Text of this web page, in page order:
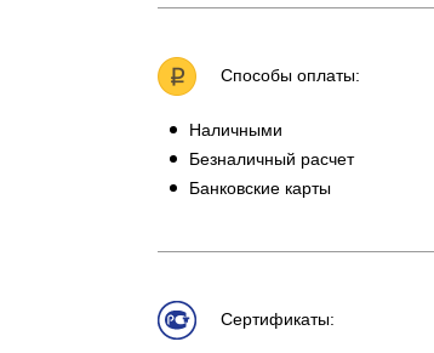
Способы оплаты:
Наличными
Безналичный расчет
Банковские карты
Сертификаты: